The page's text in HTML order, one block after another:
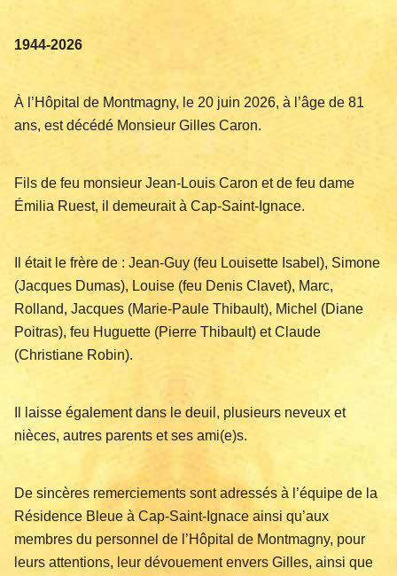
1944-2026
À l’Hôpital de Montmagny, le 20 juin 2026, à l’âge de 81
ans, est décédé Monsieur Gilles Caron.
Fils de feu monsieur Jean-Louis Caron et de feu dame
Émilia Ruest, il demeurait à Cap-Saint-Ignace.
Il était le frère de : Jean-Guy (feu Louisette Isabel), Simone
(Jacques Dumas), Louise (feu Denis Clavet), Marc,
Rolland, Jacques (Marie-Paule Thibault), Michel (Diane
Poitras), feu Huguette (Pierre Thibault) et Claude
(Christiane Robin).
Il laisse également dans le deuil, plusieurs neveux et
nièces, autres parents et ses ami(e)s.
De sincères remerciements sont adressés à l’équipe de la
Résidence Bleue à Cap-Saint-Ignace ainsi qu’aux
membres du personnel de l’Hôpital de Montmagny, pour
leurs attentions, leur dévouement envers Gilles, ainsi que